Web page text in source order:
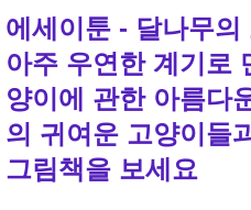
에세이툰 - 달나무의
아주 우연한 계기로
양이에 관한 아름다
의 귀여운 고양이들
그림책을 보세요